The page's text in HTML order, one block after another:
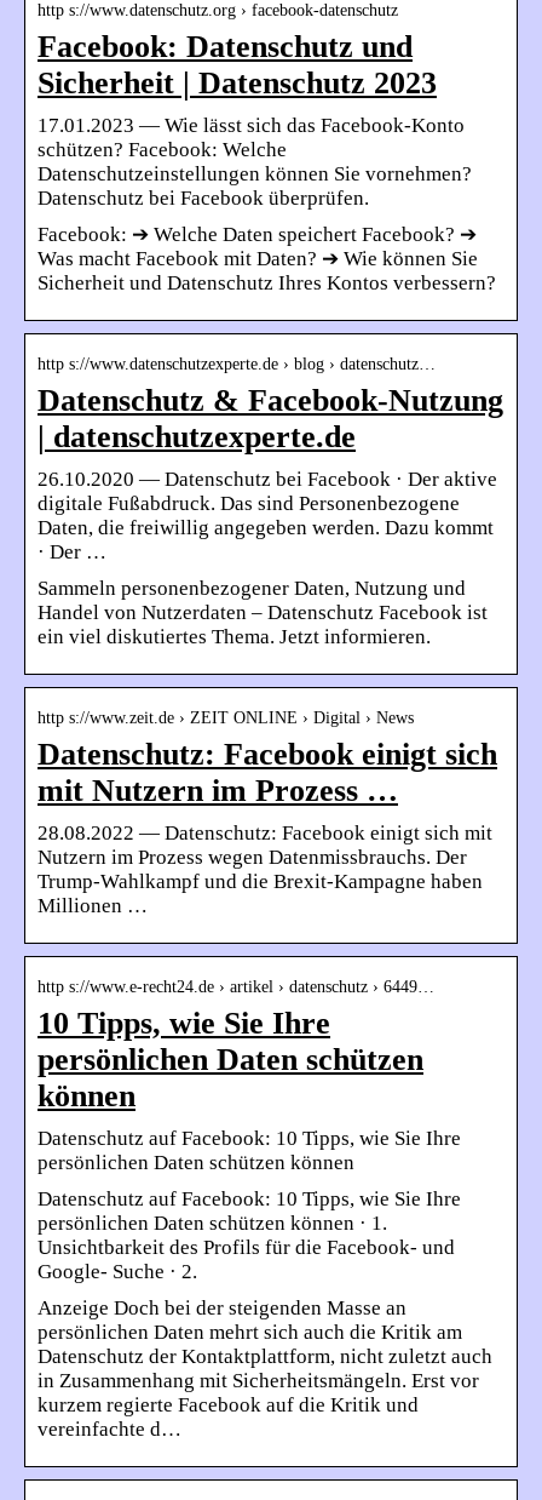
http s://www.datenschutz.org › facebook-datenschutz
Facebook: Datenschutz und
Sicherheit | Datenschutz 2023
17.01.2023 — Wie lässt sich das Facebook-Konto
schützen? Facebook: Welche
Datenschutzeinstellungen können Sie vornehmen?
Datenschutz bei Facebook überprüfen.
Facebook: ➔ Welche Daten speichert Facebook? ➔
Was macht Facebook mit Daten? ➔ Wie können Sie
Sicherheit und Datenschutz Ihres Kontos verbessern?
http s://www.datenschutzexperte.de › blog › datenschutz…
Datenschutz & Facebook-Nutzung
| datenschutzexperte.de
26.10.2020 — Datenschutz bei Facebook · Der aktive
digitale Fußabdruck. Das sind Personenbezogene
Daten, die freiwillig angegeben werden. Dazu kommt
· Der …
Sammeln personenbezogener Daten, Nutzung und
Handel von Nutzerdaten – Datenschutz Facebook ist
ein viel diskutiertes Thema. Jetzt informieren.
http s://www.zeit.de › ZEIT ONLINE › Digital › News
Datenschutz: Facebook einigt sich
mit Nutzern im Prozess …
28.08.2022 — Datenschutz: Facebook einigt sich mit
Nutzern im Prozess wegen Datenmissbrauchs. Der
Trump-Wahlkampf und die Brexit-Kampagne haben
Millionen …
http s://www.e-recht24.de › artikel › datenschutz › 6449…
10 Tipps, wie Sie Ihre
persönlichen Daten schützen
können
Datenschutz auf Facebook: 10 Tipps, wie Sie Ihre
persönlichen Daten schützen können
Datenschutz auf Facebook: 10 Tipps, wie Sie Ihre
persönlichen Daten schützen können · 1.
Unsichtbarkeit des Profils für die Facebook- und
Google- Suche · 2.
Anzeige Doch bei der steigenden Masse an
persönlichen Daten mehrt sich auch die Kritik am
Datenschutz der Kontaktplattform, nicht zuletzt auch
in Zusammenhang mit Sicherheitsmängeln. Erst vor
kurzem regierte Facebook auf die Kritik und
vereinfachte d…